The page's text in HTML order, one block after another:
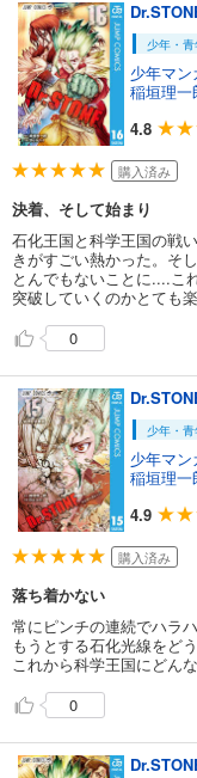
少年・
少年マン
稲垣理一
4.8
購入済み
決着、そして始まり
石化王国と科学王国の戦
きがすごい熱かった。そ
とんでもないことに....こ
突破していくのかとても楽
0
少年・
少年マン
稲垣理一
4.9
購入済み
落ち着かない
常にピンチの連続でハラ
もうとする石化光線をど
これから科学王国にどん
0